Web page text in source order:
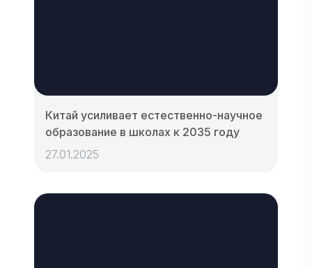
Китай усиливает естественно-научное
образование в школах к 2035 году
27.01.2025